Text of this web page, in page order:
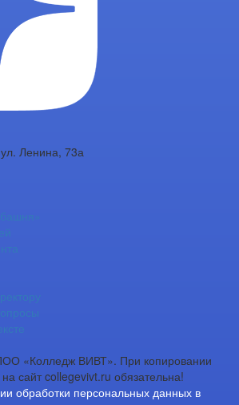
Ленина, 73а
«Колледж ВИВТ». При копировании
сайт collegevivt.ru обязательна!
обработки персональных данных в